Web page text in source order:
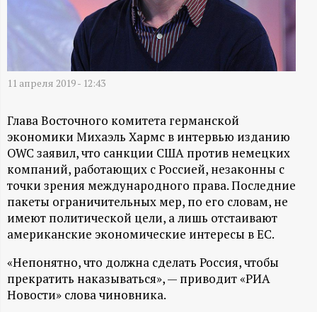
Й
А
Н
-
и
н
ф
о
11 апреля 2019 - 12:43
Глава Восточного комитета германской
экономики Михаэль Хармс в интервью изданию
OWC заявил, что санкции США против немецких
компаний, работающих с Россией, незаконны с
точки зрения международного права. Последние
пакеты ограничительных мер, по его словам, не
имеют политической цели, а лишь отстаивают
американские экономические интересы в ЕС.
«Непонятно, что должна сделать Россия, чтобы
прекратить наказываться», — приводит «РИА
Новости» слова чиновника.